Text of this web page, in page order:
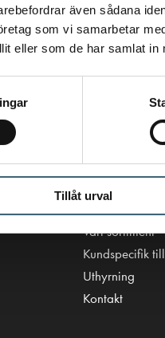
även sådana
som vi samarbetar
eller som de har samlat in
Tillåt urval
Viktiga länkar
Vårt sortiment
Kundspecifik
Uthyrning
Kontakt